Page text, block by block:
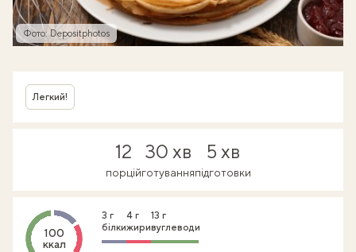
Фото: Depositphotos
Легкий!
12
порцій
30 хв
готування
5 хв
підготовки
100
ккал
3 г
білки
4 г
жири
13 г
вуглеводи